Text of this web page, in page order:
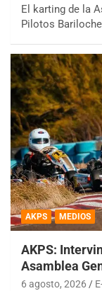
El karting de la
Pilotos
AKPS MEDIOS
AKPS:
Asamblea
6 agosto, 2026